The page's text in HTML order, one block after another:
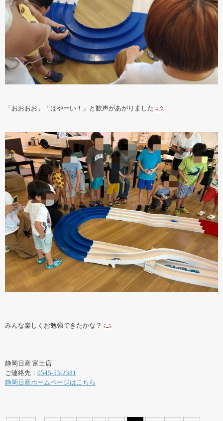
「おおおお」「はやーい！」と歓声があがりました
みんな楽しくお勉強できたかな？
静岡日産 富士店
ご連絡先： 0545-53-2381
静岡日産ホームページはこちら